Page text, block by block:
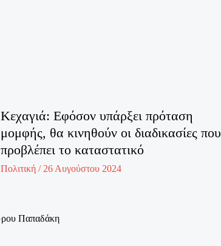
Κεχαγιά: Εφόσον υπάρξει πρόταση
μομφής, θα κινηθούν οι διαδικασίες που
προβλέπει το καταστατικό
Πολιτική/ 26 Αυγούστου 2024